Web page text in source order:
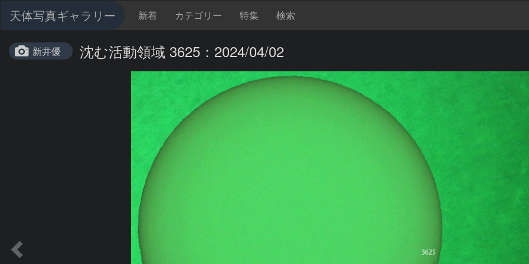
天体写真ギャラリー 新着 カテゴリー 特集 検索
新井優 沈む活動領域 3625：2024/04/02